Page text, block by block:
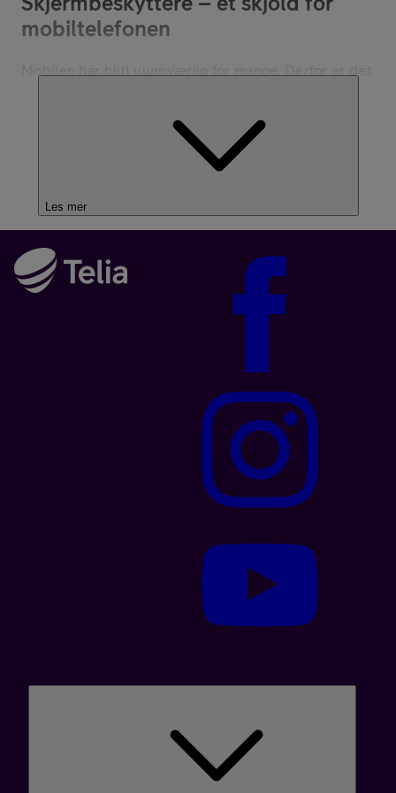
mobiltelefonen
mobiltelefonen din beskyttelsen den trenger for å
Hvorfor skjermbeskyttelse er viktig
Nøklene du har i lommen, støt når den ramler i gulvet
– farene er mange. Med en skjermbeskytter fra Telia
kan du redusere risikoen for skader betydelig, og
Våre skjermbeskyttere er laget i materialer som glass
og plast, designet for å passe perfekt til din
mobilmodell. Skjermbeskyttere av glass gir en
hardere overflate som effektivt absorberer støt og
beskytter mot riper, mens plastbeskyttere gir en
Knust mobilskjerm? Forebygg med
bare er det praktisk, men også økonomisk smart. Med
Bredt utvalg av skjermbeskyttelse
Les mer